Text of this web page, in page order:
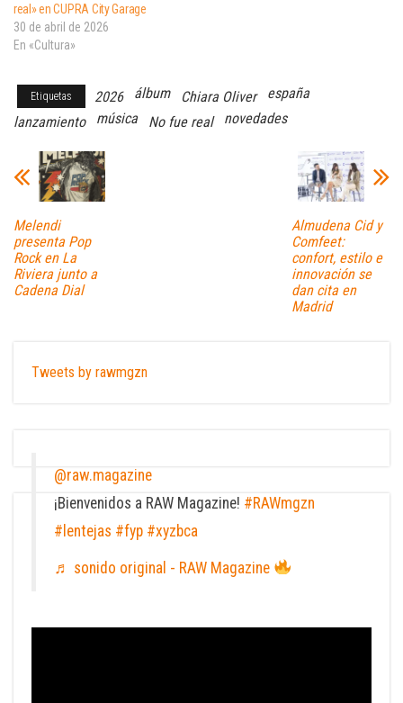
real» en CUPRA City Garage
30 de abril de 2026
En «Cultura»
Etiquetas 2026 álbum Chiara Oliver
españa
lanzamiento
música No fue real novedades
Melendi
presenta Pop
Rock en La
Riviera junto a
Cadena Dial
Almudena Cid y
Comfeet:
confort, estilo e
innovación se
dan cita en
Madrid
Tweets by rawmgzn
@raw.magazine
¡Bienvenidos a RAW Magazine! #RAWmgzn
#lentejas #fyp #xyzbca
♬ sonido original - RAW Magazine